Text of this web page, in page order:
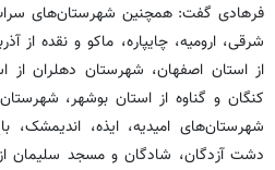
فرهادی گفت: همچنین شهرستان‌های
شرقی، ارومیه، چایپاره، ماکو و نقده از
از استان اصفهان، شهرستان دهلران از
کنگان و گناوه از استان بوشهر،
شهرستان‌های امیدیه، ایذه، اندیمشک،
دشت آزدگان، شادگان و مسجد سلیمان